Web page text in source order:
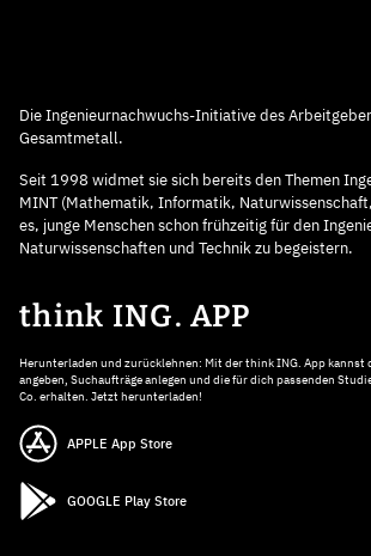
Die Ingenieurnachwuchs-Initiative des
Gesamtmetall.
Seit 1998 widmet sie sich bereits den Themen
MINT (Mathematik, Informatik,
es, junge Menschen schon frühzeitig für den
Naturwissenschaften und Technik zu begeistern.
think ING. APP
Herunterladen und zurücklehnen: Mit der think ING. App kannst
angeben, Suchaufträge anlegen und die für dich passenden
Co. erhalten. Jetzt herunterladen!
APPLE App Store
GOOGLE Play Store